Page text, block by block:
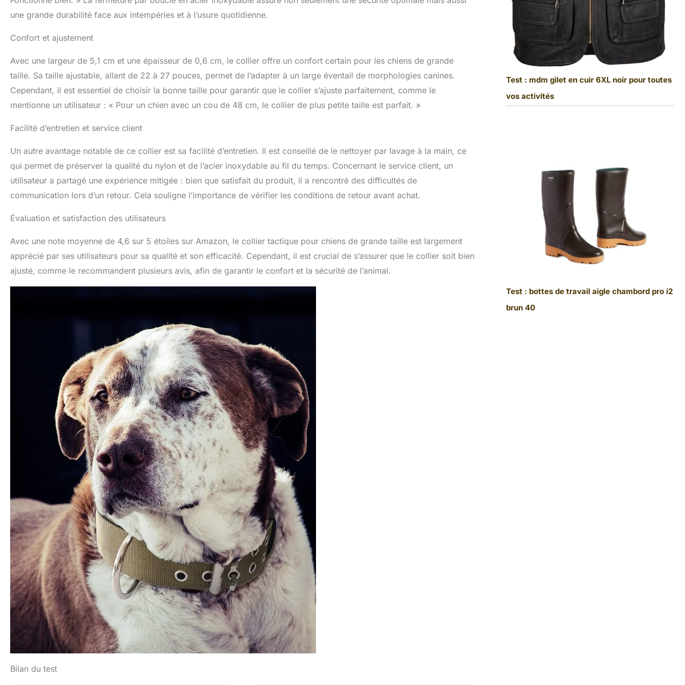
une grande durabilité face aux intempéries et à l’usure quotidienne.
Confort et ajustement
Avec une largeur de 5,1 cm et une épaisseur de 0,6 cm, le collier offre un confort certain pour les chiens de grande
taille. Sa taille ajustable, allant de 22 à 27 pouces, permet de l’adapter à un large éventail de morphologies canines.
Cependant, il est essentiel de choisir la bonne taille pour garantir que le collier s’ajuste parfaitement, comme le
mentionne un utilisateur : « Pour un chien avec un cou de 48 cm, le collier de plus petite taille est parfait. »
Facilité d’entretien et service client
Un autre avantage notable de ce collier est sa facilité d’entretien. Il est conseillé de le nettoyer par lavage à la main, ce
qui permet de préserver la qualité du nylon et de l’acier inoxydable au fil du temps. Concernant le service client, un
utilisateur a partagé une expérience mitigée : bien que satisfait du produit, il a rencontré des difficultés de
communication lors d’un retour. Cela souligne l’importance de vérifier les conditions de retour avant achat.
Évaluation et satisfaction des utilisateurs
Avec une note moyenne de 4,6 sur 5 étoiles sur Amazon, le collier tactique pour chiens de grande taille est largement
apprécié par ses utilisateurs pour sa qualité et son efficacité. Cependant, il est crucial de s’assurer que le collier soit bien
ajusté, comme le recommandent plusieurs avis, afin de garantir le confort et la sécurité de l’animal.
Bilan du test
Test : mdm gilet en cuir 6XL noir pour toutes
vos activités
Test : bottes de travail aigle chambord pro i2
brun 40